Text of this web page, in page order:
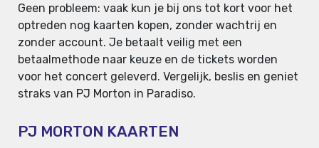
Geen probleem: vaak kun je bij ons tot kort voor het
optreden nog kaarten kopen, zonder wachtrij en
zonder account. Je betaalt veilig met een
betaalmethode naar keuze en de tickets worden
voor het concert geleverd. Vergelijk, beslis en geniet
straks van PJ Morton in Paradiso.
PJ MORTON KAARTEN